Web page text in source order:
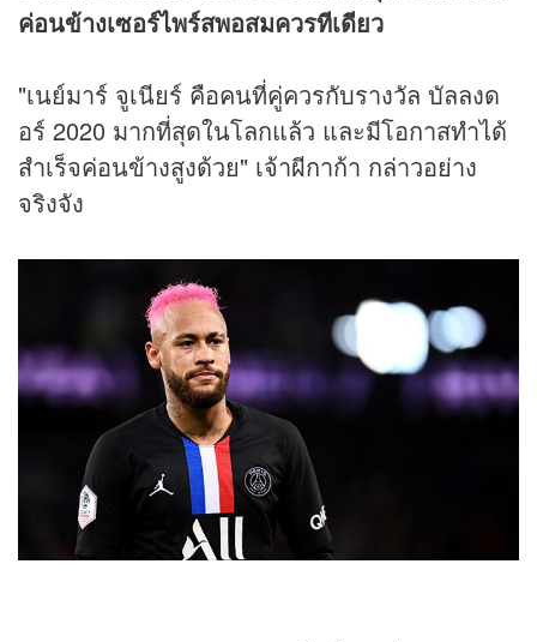
ค่อนข้างเซอร์ไพร์สพอสมควรทีเดียว
"เนย์มาร์ จูเนียร์ คือคนที่คู่ควรกับรางวัล บัลลงด
อร์ 2020 มากที่สุดในโลกแล้ว และมีโอกาสทำได้
สำเร็จค่อนข้างสูงด้วย" เจ้าผีกาก้า กล่าวอย่าง
จริงจัง